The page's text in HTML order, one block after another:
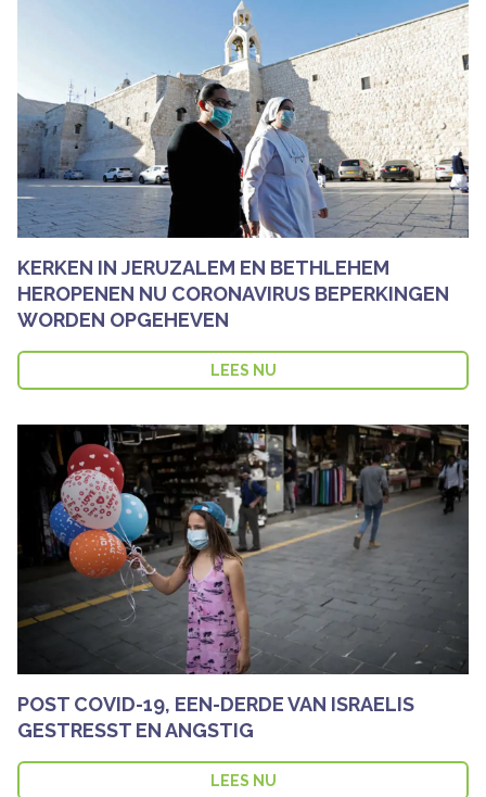
KERKEN IN JERUZALEM EN BETHLEHEM
HEROPENEN NU CORONAVIRUS BEPERKINGEN
WORDEN OPGEHEVEN
LEES NU
POST COVID-19, EEN-DERDE VAN ISRAELIS
GESTRESST EN ANGSTIG
LEES NU